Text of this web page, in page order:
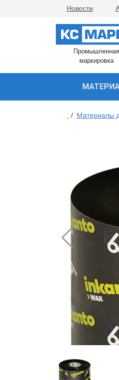
Новости
Промышленная
маркировка
/ Материалы